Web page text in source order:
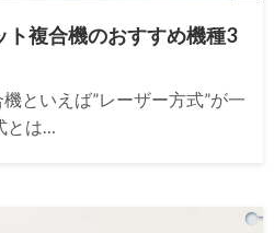
ト複合機のおすすめ機種3
といえば”レーザー方式”が一
とは…